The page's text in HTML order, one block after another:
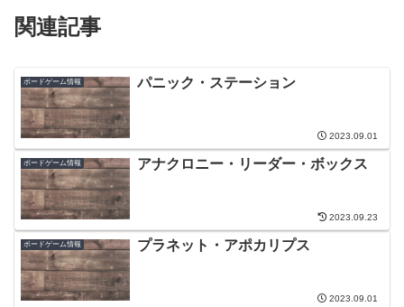
関連記事
ボードゲーム情報 パニック・ステーション
2023.09.01
ボードゲーム情報 アナクロニー・リーダー・ボックス
2023.09.23
ボードゲーム情報 プラネット・アポカリプス
2023.09.01